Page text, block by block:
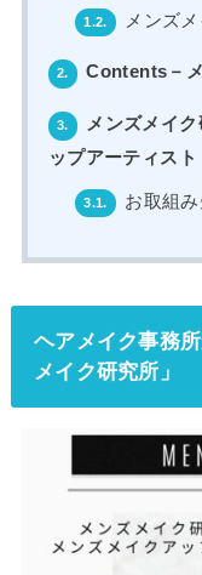
1.2. メンズ
2. Contents－
3.
メンズメイ
ップアーティスト
3.1. お取組
ヘアメイク事務
メイク研究所」